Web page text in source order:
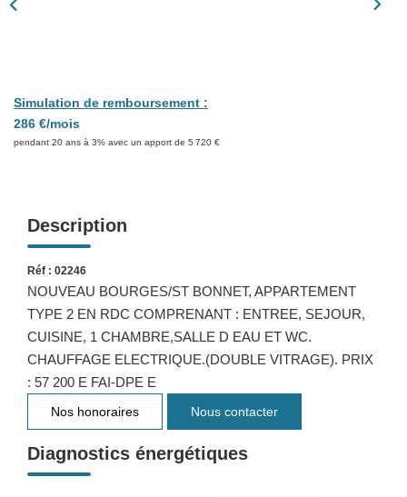
Simulation de remboursement :
286 €/mois
pendant 20 ans à 3% avec un apport de 5 720 €
Description
Réf : 02246
NOUVEAU BOURGES/ST BONNET, APPARTEMENT
TYPE 2 EN RDC COMPRENANT : ENTREE, SEJOUR,
CUISINE, 1 CHAMBRE,SALLE D EAU ET WC.
CHAUFFAGE ELECTRIQUE.(DOUBLE VITRAGE). PRIX
: 57 200 E FAI-DPE E
Nos honoraires Nous contacter
Diagnostics énergétiques